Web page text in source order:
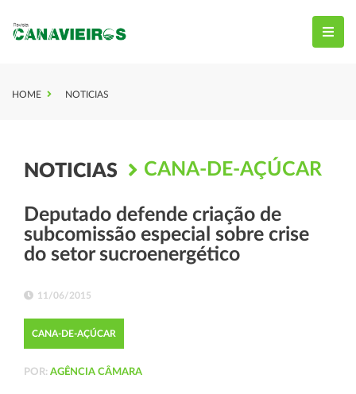
HOME NOTICIAS
NOTICIAS CANA-DE-AÇÚCAR
Deputado defende criação de
subcomissão especial sobre crise
do setor sucroenergético
11/06/2015
CANA-DE-AÇÚCAR
POR: AGÊNCIA CÂMARA